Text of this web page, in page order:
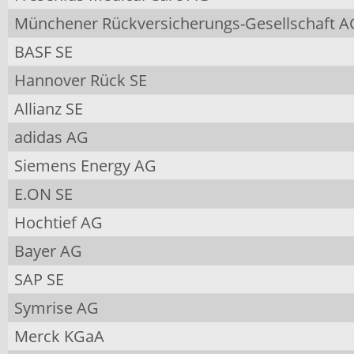
Münchener Rückversicherungs-Gesellschaft
BASF SE
Hannover Rück SE
Allianz SE
adidas AG
Siemens Energy AG
E.ON SE
Hochtief AG
Bayer AG
SAP SE
Symrise AG
Merck KGaA